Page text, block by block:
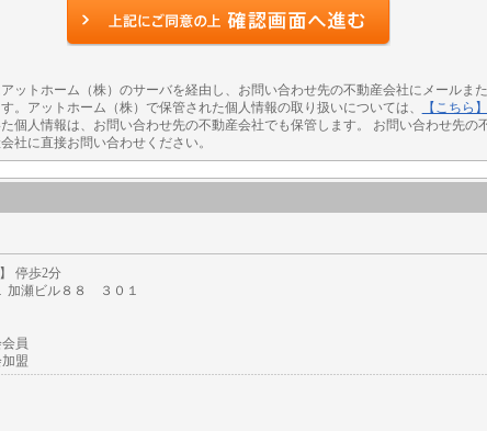
ットホーム（株）のサーバを経由し、お問い合わせ先の不動産会社にメールま
。アットホーム（株）で保管された個人情報の取り扱いについては、
【こちら】
個人情報は、お問い合わせ先の不動産会社でも保管します。 お問い合わせ先の
社に直接お問い合わせください。
停歩2分
加瀬ビル８８ ３０１
員
盟